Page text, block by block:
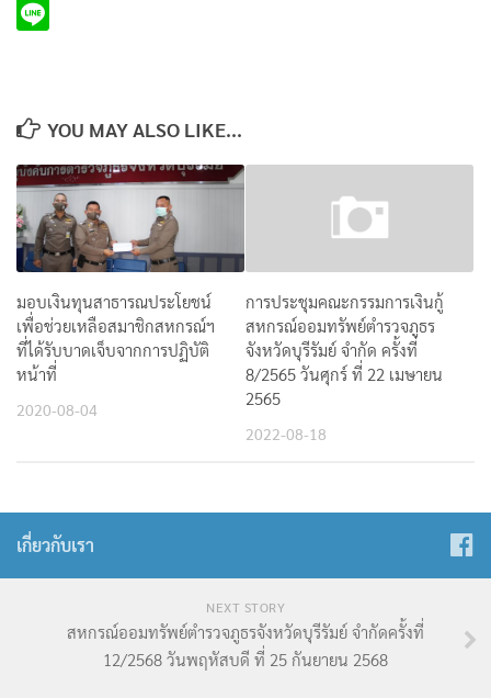
YOU MAY ALSO LIKE...
มอบเงินทุนสาธารณประโยชน์
เพื่อช่วยเหลือสมาชิกสหกรณ์ฯ
ที่ได้รับบาดเจ็บจากการปฏิบัติ
หน้าที่
2020-08-04
การประชุมคณะกรรมการเงินกู้
สหกรณ์ออมทรัพย์ตำรวจภูธร
จังหวัดบุรีรัมย์ จำกัด ครั้งที่
8/2565 วันศุกร์ ที่ 22 เมษายน
2565
2022-08-18
เกี่ยวกับเรา
NEXT STORY
สหกรณ์ออมทรัพย์ตำรวจภูธรจังหวัดบุรีรัมย์ จำกัดครั้งที่
12/2568 วันพฤหัสบดี ที่ 25 กันยายน 2568